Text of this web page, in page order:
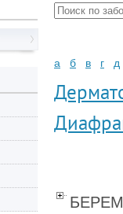
а б в г д